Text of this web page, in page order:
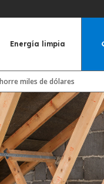
Energía limpia
miles de dólares